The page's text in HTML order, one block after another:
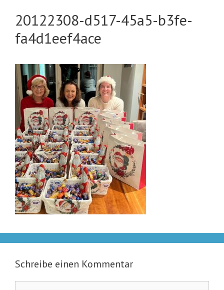
20122308-d517-45a5-b3fe-
fa4d1eef4ace
Schreibe einen Kommentar